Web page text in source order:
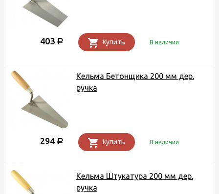
403 Р Купить В наличии
Кельма Бетонщика 200 мм дер.
ручка
294 Р Купить В наличии
Кельма Штукатура 200 мм дер.
ручка